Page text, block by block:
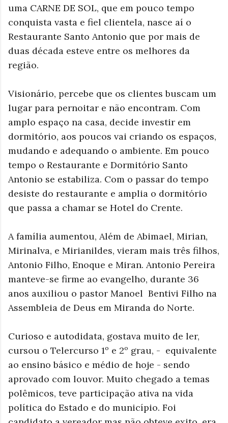
uma CARNE DE SOL, que em pouco tempo
conquista vasta e fiel clientela, nasce aí o
Restaurante Santo Antonio que por mais de
duas década esteve entre os melhores da
região.
Visionário, percebe que os clientes buscam um
lugar para pernoitar e não encontram. Com
amplo espaço na casa, decide investir em
dormitório, aos poucos vai criando os espaços,
mudando e adequando o ambiente. Em pouco
tempo o Restaurante e Dormitório Santo
Antonio se estabiliza. Com o passar do tempo
desiste do restaurante e amplia o dormitório
que passa a chamar se Hotel do Crente.
A família aumentou, Além de Abimael, Mirian,
Mirinalva, e Mirianildes, vieram mais três filhos,
Antonio Filho, Enoque e Miran. Antonio Pereira
manteve-se firme ao evangelho, durante 36
anos auxiliou o pastor Manoel Bentivi Filho na
Assembleia de Deus em Miranda do Norte.
Curioso e autodidata, gostava muito de ler,
cursou o Telercurso 1º e 2º grau, - equivalente
ao ensino básico e médio de hoje - sendo
aprovado com louvor. Muito chegado a temas
polêmicos, teve participação ativa na vida
política do Estado e do município. Foi